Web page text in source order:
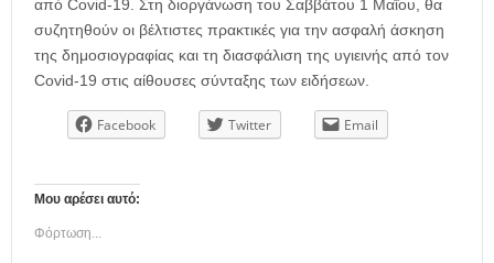
από Covid-19. Στη διοργάνωση του Σαββάτου 1 Μαΐου, θα
συζητηθούν οι βέλτιστες πρακτικές για την ασφαλή άσκηση
της δημοσιογραφίας και τη διασφάλιση της υγιεινής από τον
Covid-19 στις αίθουσες σύνταξης των ειδήσεων.
Facebook Twitter Email
Μου αρέσει αυτό:
Φόρτωση...